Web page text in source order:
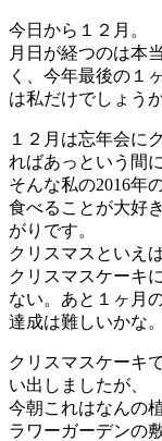
今日から１２月。
月日が経つのは本
く、今年最後の１
は私だけでしょうか
１２月は忘年会に
ればあっという間
そんな私の2016年
食べることが大好
がりです。
クリスマスといえ
クリスマスケーキ
ない。あと１ヶ月
達成は難しいかな。
クリスマスケーキ
い出しましたが、
今朝これはなんの
ラワーガーデンの